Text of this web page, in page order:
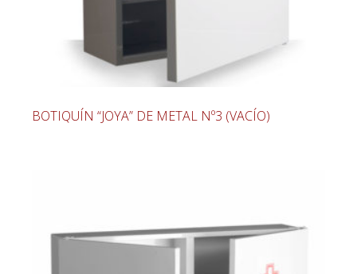
BOTIQUÍN “JOYA” DE METAL Nº3 (VACÍO)